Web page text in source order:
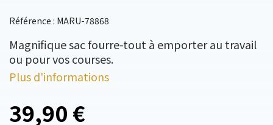
Référence : MARU-78868
Magnifique sac fourre-tout à emporter au travail
ou pour vos courses.
Plus d'informations
39,90 €